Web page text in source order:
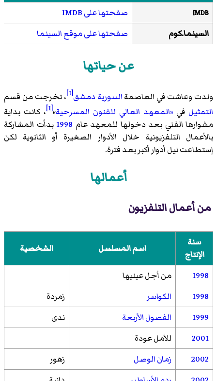
IMDB
صفحتها على IMDB
السينما.كوم
صفحتها على موقع السينما
عن حياتها
ولدت وعاشت في العاصمةالسورية دمشق[1] ، تخرجت من قسم
التمثيل في «المعهد العالي للفنون المسرحية»
[1] ، كانت بداية
مشوارها الفني بعد دخولها للمعهد عام 1998 بدأت المشاركة
بالأعمال التلفزيونية خلال الأدوار الصغيرة أو الثانوية لكن
إستطاعت نيل أدوار أكبر بعد فترة.
أعمالها
من أعمال التلفزيون
سنة
الإنتاج
اسم المسلسل الشخصية
1998
من أجل عينيها
1998
الكواسر
زمردة
1999
الفصول الأربعة
ندى
2001
للأمل عودة
2002
زمان الوصل
زهور